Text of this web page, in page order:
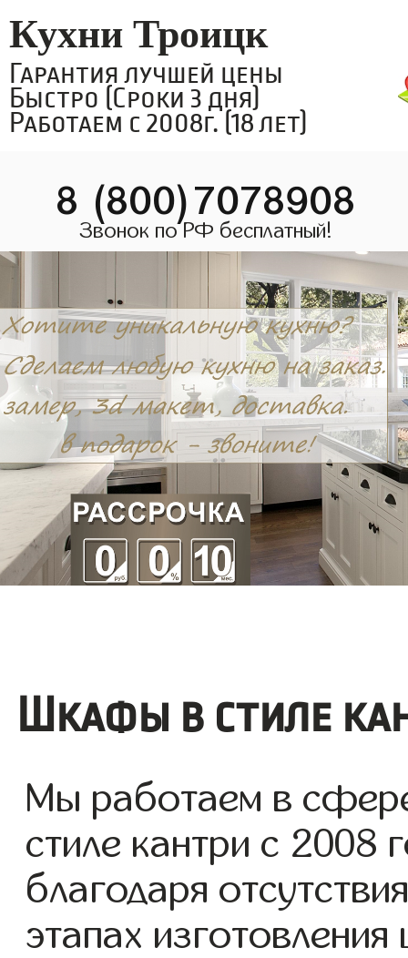
Кухни Троицк
Гарантия лучшей цены
Быстро (Сроки 3 дня)
Работаем с 2008г. (18 лет)
8 (800)7078908
Звонок по РФ бесплатный!
Шкафы в стиле
Мы работаем в
стиле кантри с 2008
благодаря
этапах